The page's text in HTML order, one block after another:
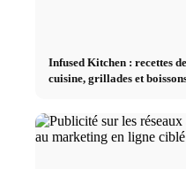
Infused Kitchen : recettes
cuisine, grillades et